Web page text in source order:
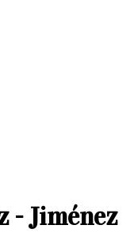
- Jiménez